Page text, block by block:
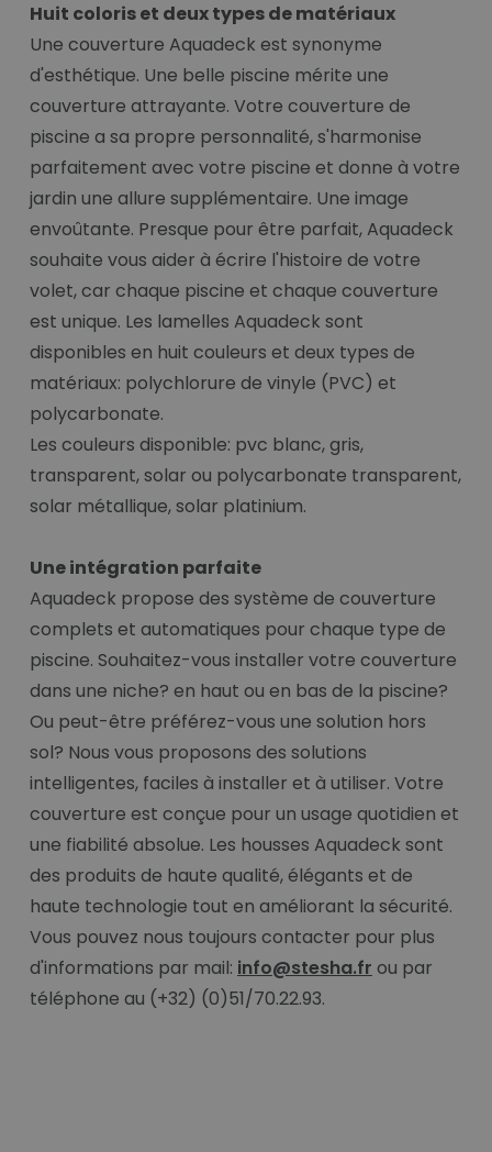
Huit coloris et deux types de matériaux
Une couverture Aquadeck est synonyme
d'esthétique. Une belle piscine mérite une
couverture attrayante. Votre couverture de
piscine a sa propre personnalité, s'harmonise
parfaitement avec votre piscine et donne à votre
jardin une allure supplémentaire. Une image
envoûtante. Presque pour être parfait, Aquadeck
souhaite vous aider à écrire l'histoire de votre
volet, car chaque piscine et chaque couverture
est unique. Les lamelles Aquadeck sont
disponibles en huit couleurs et deux types de
matériaux: polychlorure de vinyle (PVC) et
polycarbonate.
Les couleurs disponible: pvc blanc, gris,
transparent, solar ou polycarbonate transparent,
solar métallique, solar platinium.
Une intégration parfaite
Aquadeck propose des système de couverture
complets et automatiques pour chaque type de
piscine. Souhaitez-vous installer votre couverture
dans une niche? en haut ou en bas de la piscine?
Ou peut-être préférez-vous une solution hors
sol? Nous vous proposons des solutions
intelligentes, faciles à installer et à utiliser. Votre
couverture est conçue pour un usage quotidien et
une fiabilité absolue. Les housses Aquadeck sont
des produits de haute qualité, élégants et de
haute technologie tout en améliorant la sécurité.
Vous pouvez nous toujours contacter pour plus
d'informations par mail: info@stesha.fr ou par
téléphone au (+32) (0)51/70.22.93.